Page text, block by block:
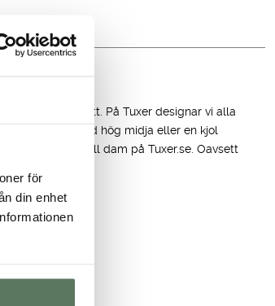
för
din enhet
699.00 kr.
449.00 kr.
kommit helt rätt. På Tuxer designar vi alla
friluftsbyxor med hög midja eller en kjol
fritidskläder till dam på Tuxer.se. Oavsett